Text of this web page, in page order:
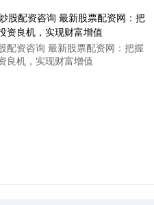
配资咨询 最新股票配资网：把握
良机，实现财富增值